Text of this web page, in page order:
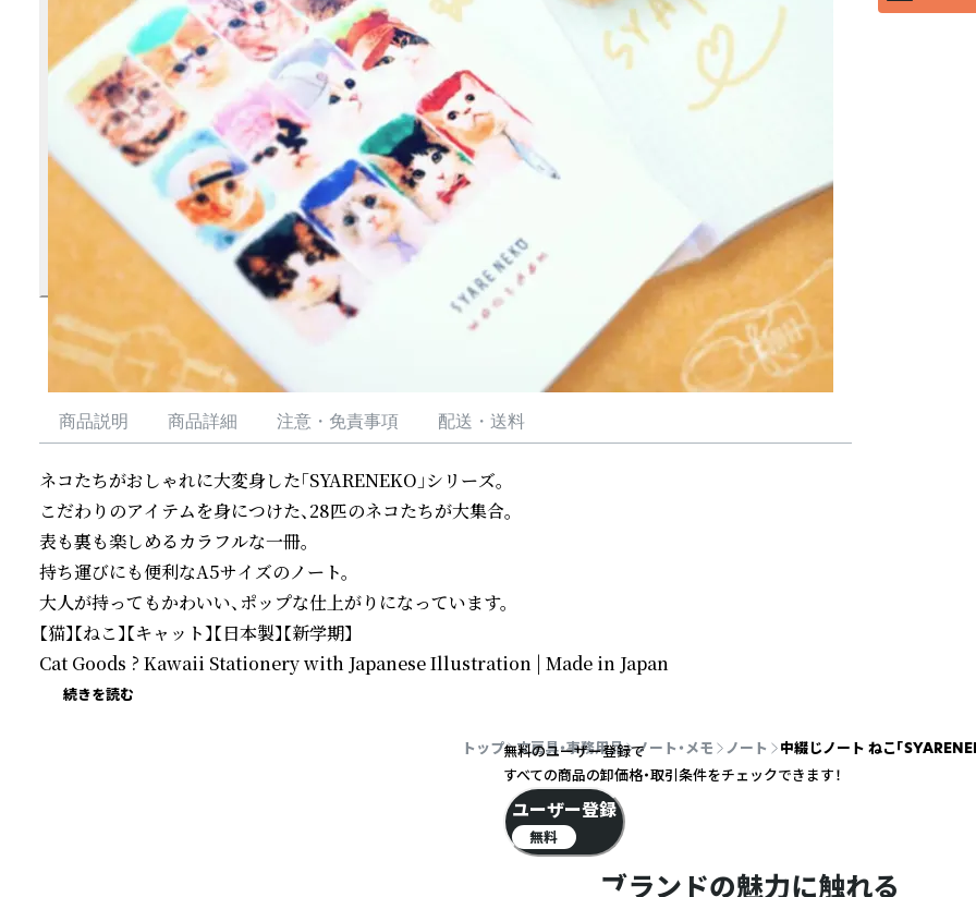
商品説明 商品詳細 注意・免責事項 配送・送料
ネコたちがおしゃれに大変身した「SYARENEKO」シリーズ。
こだわりのアイテムを身につけた、28匹のネコたちが大集合。
表も裏も楽しめるカラフルな一冊。
持ち運びにも便利なA5サイズのノート。
大人が持ってもかわいい、ポップな仕上がりになっています。
【猫】【ねこ】【キャット】【日本製】【新学期】
Cat Goods ? Kawaii Stationery with Japanese Illustration | Made in Japan
続きを読む
トップ 文房具・事務用品 ノート・メモ ノート 中綴じノート ねこ「
ブランドの魅力に触れる
無料のユーザー登録で
すべての商品の卸価格・取引条件をチェックできます！
ユーザー登録
無料